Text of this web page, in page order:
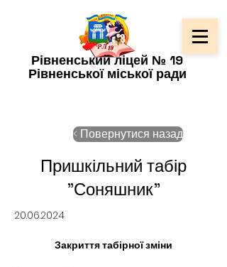
Рівненський ліцей № 19
Рівненської міської ради
< Повернутися назад
Пришкільний табір
"Соняшник"
20.06.2024
Закриття табірної зміни